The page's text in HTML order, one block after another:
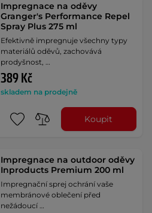
Impregnace na oděvy
Granger's Performance Repel
Spray Plus 275 ml
Efektivně impregnuje všechny typy
materiálů oděvů, zachovává
prodyšnost, …
389 Kč
skladem na prodejně
Koupit
Impregnace na outdoor oděvy
Inproducts Premium 200 ml
Impregnační sprej ochrání vaše
membránové oblečení před
nežádoucí …